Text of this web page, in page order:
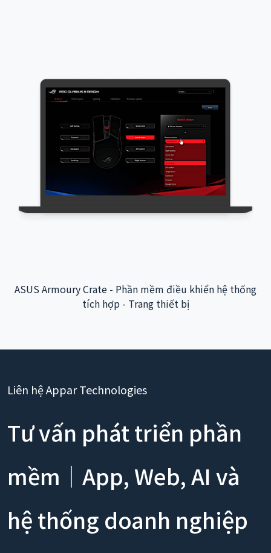
ASUS Armoury Crate - Phần mềm điều khiển hệ thống
tích hợp - Trang thiết bị
Liên hệ Appar Technologies
Tư vấn phát triển phần
mềm｜App, Web, AI và
hệ thống doanh nghiệp